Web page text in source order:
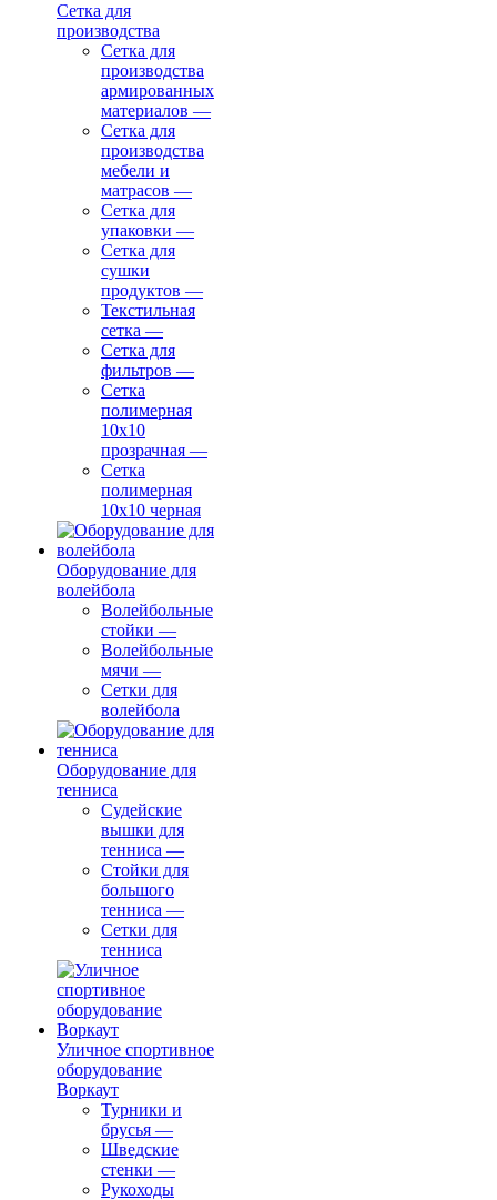
Сетка для
производства
Сетка для
производства
армированных
материалов —
Сетка для
производства
мебели и
матрасов —
Сетка для
упаковки —
Сетка для
сушки
продуктов —
Текстильная
сетка —
Сетка для
фильтров —
Сетка
полимерная
10х10
прозрачная —
Сетка
полимерная
10х10 черная
Оборудование для
волейбола
Волейбольные
стойки —
Волейбольные
мячи —
Сетки для
волейбола
Оборудование для
тенниса
Судейские
вышки для
тенниса —
Стойки для
большого
тенниса —
Сетки для
тенниса
Уличное спортивное
оборудование
Воркаут
Турники и
брусья —
Шведские
стенки —
Рукоходы